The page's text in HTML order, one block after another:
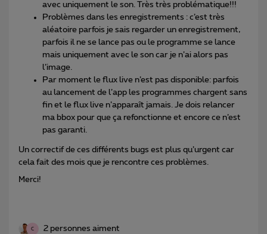
avec uniquement le son. Très très problématique!!!
Problèmes dans les enregistrements : c’est très
aléatoire parfois je sais regarder un enregistrement,
parfois il ne se lance pas ou le programme se lance
mais uniquement avec le son car je n’ai alors pas
l’image.
Par moment le flux live n’est pas disponible: parfois
au lancement de l’app les programmes chargent sans
fin et le flux live n’apparaît jamais. Je dois relancer
ma bbox pour que ça refonctionne et encore ce n’est
pas garanti.
Un correctif de ces différents bugs est plus qu’urgent car
cela fait des mois que je rencontre ces problèmes.
Merci!
C 2 personnes aiment